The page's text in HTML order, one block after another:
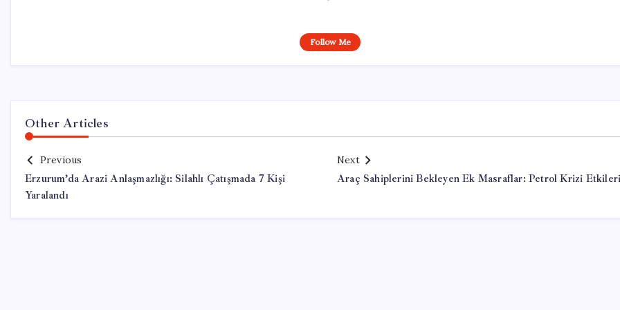
Follow Me
Other Articles
Previous
Erzurum’da Arazi Anlaşmazlığı: Silahlı Çatışmada 7 Kişi
Yaralandı
Next
Araç Sahiplerini Bekleyen Ek Masraflar: Petrol Krizi